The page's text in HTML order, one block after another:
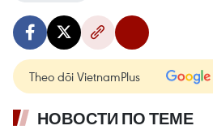
Theo dõi VietnamPlus
НОВОСТИ ПО ТЕМЕ